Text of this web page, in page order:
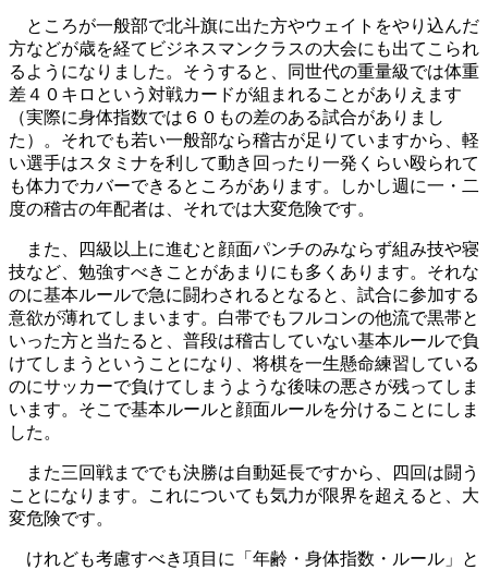
ところが一般部で北斗旗に出た方やウェイトをやり込んだ
方などが歳を経てビジネスマンクラスの大会にも出てこられ
るようになりました。そうすると、同世代の重量級では体重
差４０キロという対戦カードが組まれることがありえます
（実際に身体指数では６０もの差のある試合がありまし
た）。それでも若い一般部なら稽古が足りていますから、軽
い選手はスタミナを利して動き回ったり一発くらい殴られて
も体力でカバーできるところがあります。しかし週に一・二
度の稽古の年配者は、それでは大変危険です。
また、四級以上に進むと顔面パンチのみならず組み技や寝
技など、勉強すべきことがあまりにも多くあります。それな
のに基本ルールで急に闘わされるとなると、試合に参加する
意欲が薄れてしまいます。白帯でもフルコンの他流で黒帯と
いった方と当たると、普段は稽古していない基本ルールで負
けてしまうということになり、将棋を一生懸命練習している
のにサッカーで負けてしまうような後味の悪さが残ってしま
います。そこで基本ルールと顔面ルールを分けることにしま
した。
また三回戦まででも決勝は自動延長ですから、四回は闘う
ことになります。これについても気力が限界を超えると、大
変危険です。
けれども考慮すべき項目に「年齢・身体指数・ルール」と